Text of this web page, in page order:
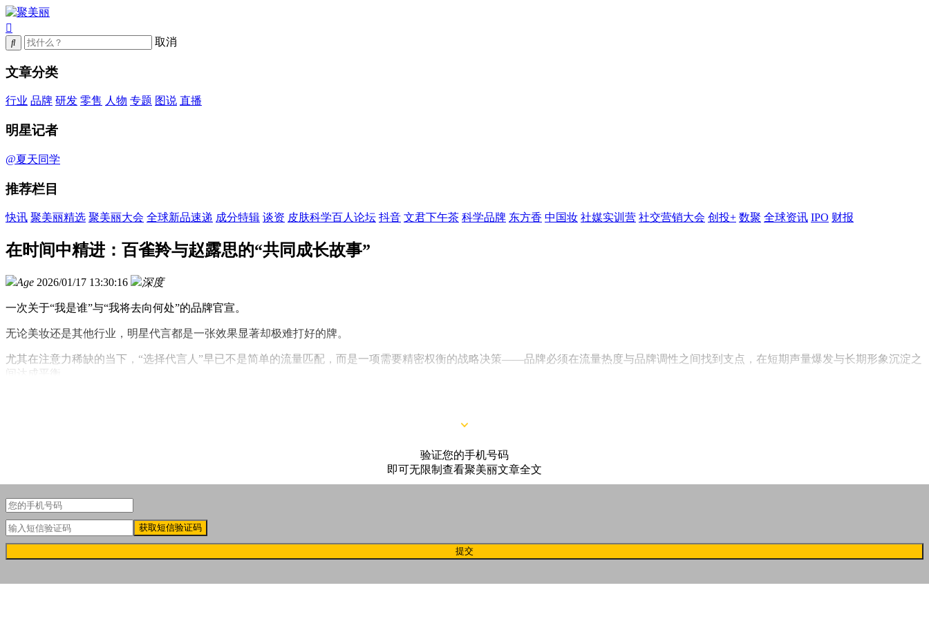
取消
文章分类
行业 品牌 研发 零售 人物 专题 图说 直播
明星记者
@夏天同学
推荐栏目
快讯 聚美丽精选 聚美丽大会 全球新品速递 成分特辑 谈资 皮肤科学百人论坛 抖音 文君下午茶 科学品牌 东方香 中国妆 社媒实训营 社交营销大会 创投+ 数聚 全球资讯 IPO 财报
在时间中精进：百雀羚与赵露思的“共同成长故事”
Age 2026/01/17 13:30:16 深度
一次关于“我是谁”与“我将去向何处”的品牌官宣。
无论美妆还是其他行业，明星代言都是一张效果显著却极难打好的牌。
尤其在注意力稀缺的当下，“选择代言人”早已不是简单的流量匹配，而是一项需要精密权衡的战略决策——品牌必须在流量热度与品牌调性之间找到支点，在短期声量爆发与长期形象沉淀之
间达成平衡。
验证您的手机号码
即可无限制查看聚美丽文章全文
获取短信验证码
提交